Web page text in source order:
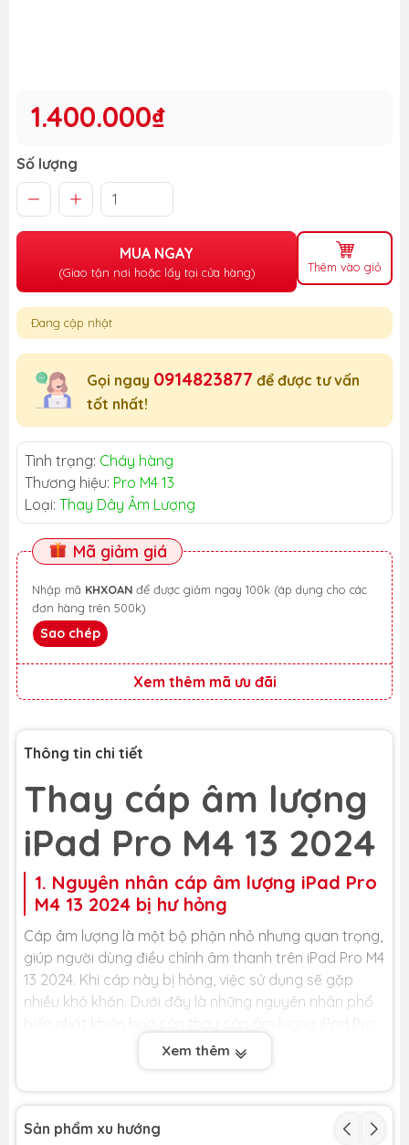
1.400.000₫
Số lượng
MUA NGAY
(Giao tận nơi hoặc lấy tại cửa hàng) Thêm vào giỏ
Đang cập nhật
Gọi ngay 0914823877 để được tư vấn
tốt nhất!
Tình trạng: Cháy hàng
Thương hiệu: Pro M4 13
Loại: Thay Dây Âm Lượng
Mã giảm giá
Nhập mã KHXOAN
đơn hàng trên 500k)
Sao chép
Xem thêm mã ưu đãi
Thông tin chi tiết
Thay cáp âm lượng
iPad Pro M4 13 2024
1. Nguyên nhân cáp âm lượng iPad Pro
M4 13 2024 bị hư hỏng
Cáp âm lượng là một bộ phận nhỏ nhưng quan trọng,
giúp người dùng điều chỉnh âm thanh trên iPad Pro M4
13 2024. Khi cáp này bị hỏng, việc sử dụng sẽ gặp
nhiều khó khăn. Dưới đây là những nguyên nhân phổ
đầu khiến cáp âm lượng bị đứt, lỏng chân cắm hoặc
rạn nứt. Mặc dù nút bấm bên ngoài vẫn còn, nhưng
Xem thêm
Sản phẩm xu hướng